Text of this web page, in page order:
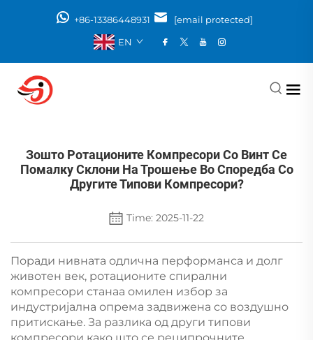
+86-13386448931
[email protected]
EN
Зошто Ротационите Компресори Со Винт Се
Помалку Склони На Трошење Во Споредба Со
Другите Типови Компресори?
Time: 2025-11-22
Поради нивната одлична перформанса и долг
животен век, ротационите спирални
компресори станаа омилен избор за
индустријална опрема задвижена со воздушно
притискање. За разлика од други типови